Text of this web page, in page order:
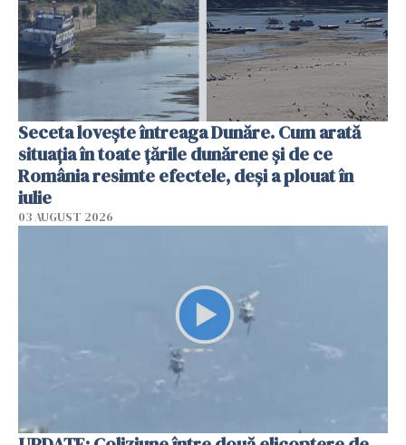
Seceta lovește întreaga Dunăre. Cum arată
situația în toate țările dunărene și de ce
România resimte efectele, deși a plouat în
iulie
03 AUGUST 2026